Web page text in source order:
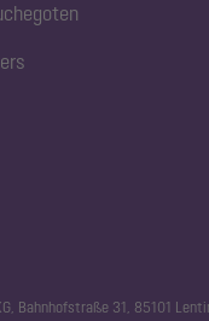
Bahnhofstraße 31, 85101